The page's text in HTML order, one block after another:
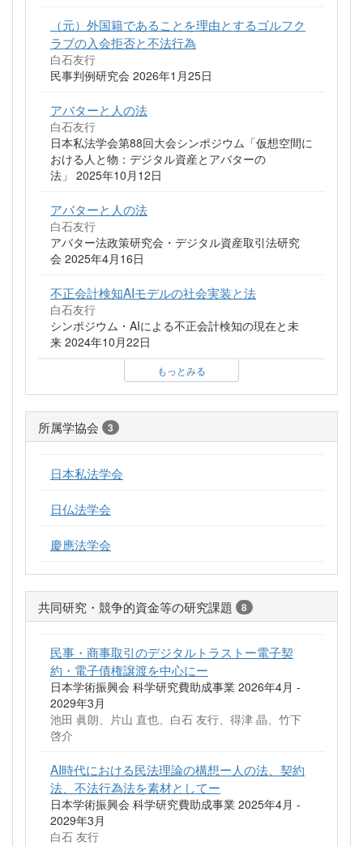
（元）外国籍であることを理由とするゴルフク
ラブの入会拒否と不法行為
白石友行
民事判例研究会 2026年1月25日
アバターと人の法
白石友行
日本私法学会第88回大会シンポジウム「仮想空間に
おける人と物：デジタル資産とアバターの
法」 2025年10月12日
アバターと人の法
白石友行
アバター法政策研究会・デジタル資産取引法研究
会 2025年4月16日
不正会計検知AIモデルの社会実装と法
白石友行
シンポジウム・AIによる不正会計検知の現在と未
来 2024年10月22日
もっとみる
所属学協会 3
日本私法学会
日仏法学会
慶應法学会
共同研究・競争的資金等の研究課題 8
民事・商事取引のデジタルトラストー電子契
約・電子債権譲渡を中心にー
日本学術振興会 科学研究費助成事業 2026年4月 -
2029年3月
池田 眞朗、片山 直也、白石 友行、得津 晶、竹下
啓介
AI時代における民法理論の構想ー人の法、契約
法、不法行為法を素材としてー
日本学術振興会 科学研究費助成事業 2025年4月 -
2029年3月
白石 友行